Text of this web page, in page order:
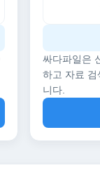
싸다파일은
하고 자료 검
니다.